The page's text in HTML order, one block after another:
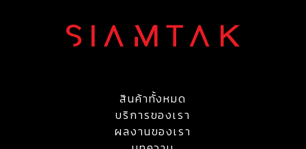
สินค้าทั้งหมด
บริการของเรา
ผลงานของเรา